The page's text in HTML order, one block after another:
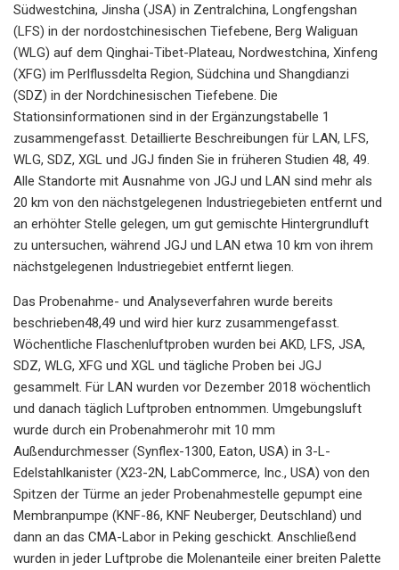
Südwestchina, Jinsha (JSA) in Zentralchina, Longfengshan
(LFS) in der nordostchinesischen Tiefebene, Berg Waliguan
(WLG) auf dem Qinghai-Tibet-Plateau, Nordwestchina, Xinfeng
(XFG) im Perlflussdelta Region, Südchina und Shangdianzi
(SDZ) in der Nordchinesischen Tiefebene. Die
Stationsinformationen sind in der Ergänzungstabelle 1
zusammengefasst. Detaillierte Beschreibungen für LAN, LFS,
WLG, SDZ, XGL und JGJ finden Sie in früheren Studien 48, 49.
Alle Standorte mit Ausnahme von JGJ und LAN sind mehr als
20 km von den nächstgelegenen Industriegebieten entfernt und
an erhöhter Stelle gelegen, um gut gemischte Hintergrundluft
zu untersuchen, während JGJ und LAN etwa 10 km von ihrem
nächstgelegenen Industriegebiet entfernt liegen.
Das Probenahme- und Analyseverfahren wurde bereits
beschrieben48,49 und wird hier kurz zusammengefasst.
Wöchentliche Flaschenluftproben wurden bei AKD, LFS, JSA,
SDZ, WLG, XFG und XGL und tägliche Proben bei JGJ
gesammelt. Für LAN wurden vor Dezember 2018 wöchentlich
und danach täglich Luftproben entnommen. Umgebungsluft
wurde durch ein Probenahmerohr mit 10 mm
Außendurchmesser (Synflex-1300, Eaton, USA) in 3-L-
Edelstahlkanister (X23-2N, LabCommerce, Inc., USA) von den
Spitzen der Türme an jeder Probenahmestelle gepumpt eine
Membranpumpe (KNF-86, KNF Neuberger, Deutschland) und
dann an das CMA-Labor in Peking geschickt. Anschließend
wurden in jeder Luftprobe die Molenanteile einer breiten Palette